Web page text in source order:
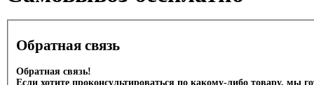
Обратная связь
Обратная связь!
Если хотите проконсультироваться по какому-либо товару, мы